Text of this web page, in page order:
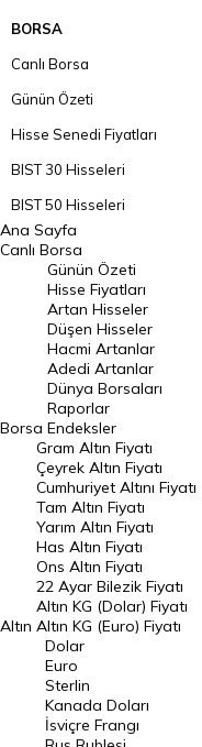
BORSA
Canlı Borsa
Günün Özeti
Hisse Senedi Fiyatları
BIST 30 Hisseleri
BIST 50 Hisseleri
BIST 100 Hisseleri
En Çok Artan Hisseler
En Çok Düşen Hisseler
Hacmi Artanlar
Geçmiş Kapanışlar
Dünya Borsaları
Raporlar
Endeksler
DÖVİZ
Döviz Kuru
Dolar Kuru
Euro Kuru
Pound Kuru
Frank Kuru
Ana Sayfa
Canlı Borsa
Borsa
Günün Özeti
Hisse Fiyatları
Artan Hisseler
Düşen Hisseler
Hacmi Artanlar
Adedi Artanlar
Dünya Borsaları
Raporlar
Endeksler
Altın
Gram Altın Fiyatı
Çeyrek Altın Fiyatı
Cumhuriyet Altını Fiyatı
Tam Altın Fiyatı
Yarım Altın Fiyatı
Has Altın Fiyatı
Ons Altın Fiyatı
22 Ayar Bilezik Fiyatı
Altın KG (Dolar) Fiyatı
Altın KG (Euro) Fiyatı
Dolar
Euro
Sterlin
Kanada Doları
İsviçre Frangı